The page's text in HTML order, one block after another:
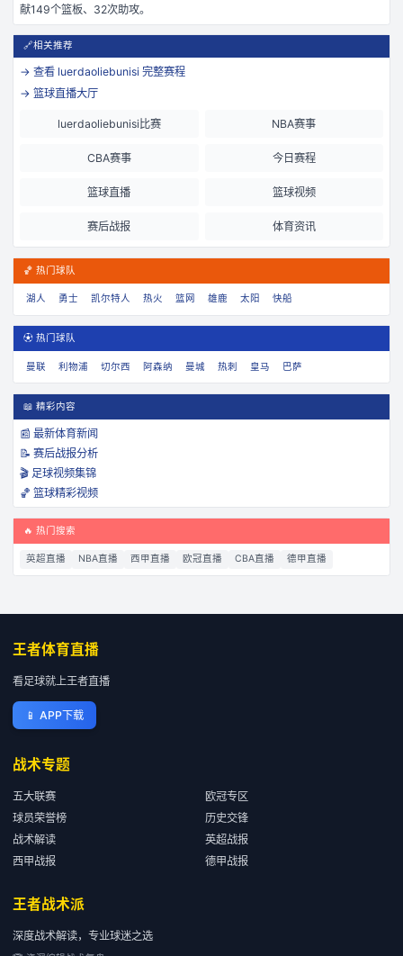
献149个篮板、 32次助攻。
🔗相关推荐
→ 查看 luerdaoliebunisi 完整赛程
→ 篮球直播大厅
luerdaoliebunisi比赛 NBA赛事
CBA赛事 今日赛程
篮球直播 篮球视频
赛后战报 体育资讯
🏀 热门球队
湖人 勇士 凯尔特人 热火 篮网 雄鹿 太阳 快船
⚽ 热门球队
曼联 利物浦 切尔西 阿森纳 曼城 热刺 皇马 巴萨
📖 精彩内容
📰 最新体育新闻
📝 赛后战报分析
🎬 足球视频集锦
🏀 篮球精彩视频
🔥 热门搜索
英超直播 NBA直播 西甲直播 欧冠直播 CBA直播 德甲直播
王者体育直播
看足球就上王者直播
📱 APP下载
战术专题
五大联赛
欧冠专区
球员荣誉榜
历史交锋
战术解读
英超战报
西甲战报
德甲战报
王者战术派
深度战术解读，专业球迷之选